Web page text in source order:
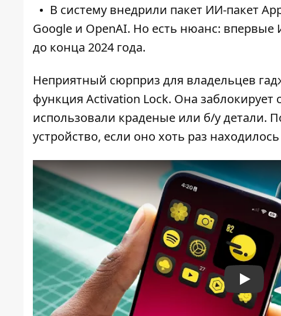
В систему внедрили пакет ИИ-пакет
Google и OpenAI. Но есть нюанс: впервые
до конца 2024 года.
Неприятный сюрприз для владельцев
функция Activation Lock. Она
использовали краденые или б/у детали.
устройство, если оно хоть раз
Play